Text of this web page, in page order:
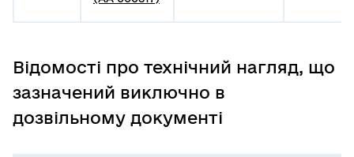
Відомості про технічний нагляд, що
зазначений виключно в
дозвільному документі